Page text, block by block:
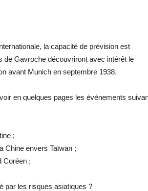
la capacité de prévision est
de Gavroche découvriront avec intérêt le
avant Munich en septembre 1938.
en quelques pages les événements
;
Chine envers Taïwan ;
Coréen ;
par les risques asiatiques ?